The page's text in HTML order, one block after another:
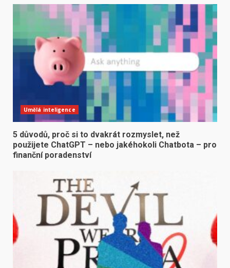
Umělá inteligence
5 důvodů, proč si to dvakrát rozmyslet, než
použijete ChatGPT – nebo jakéhokoli Chatbota – pro
finanční poradenství